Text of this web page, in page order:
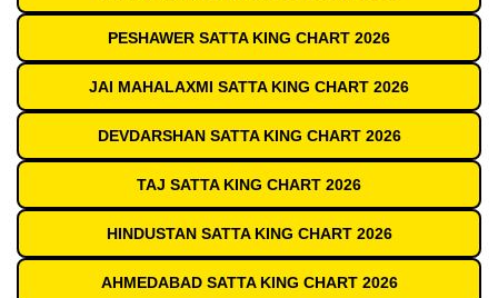
PESHAWER SATTA KING CHART 2026
JAI MAHALAXMI SATTA KING CHART 2026
DEVDARSHAN SATTA KING CHART 2026
TAJ SATTA KING CHART 2026
HINDUSTAN SATTA KING CHART 2026
AHMEDABAD SATTA KING CHART 2026